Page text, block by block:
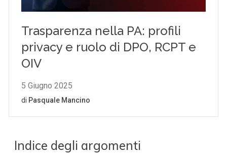
Indice degli argomenti